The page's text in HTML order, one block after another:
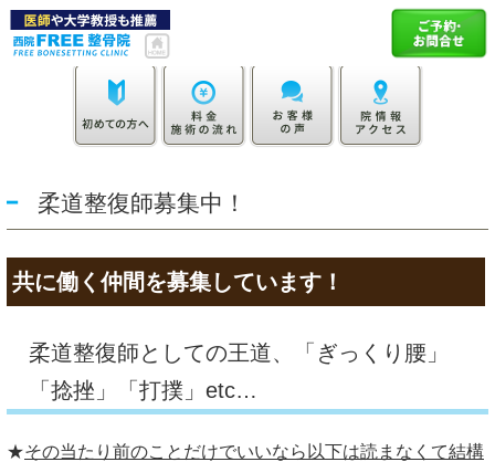
柔道整復師募集中！
共に働く仲間を募集しています！
柔道整復師としての王道、「ぎっくり腰」
「捻挫」「打撲」etc…
★その当たり前のことだけでいいなら以下は読まなくて結構